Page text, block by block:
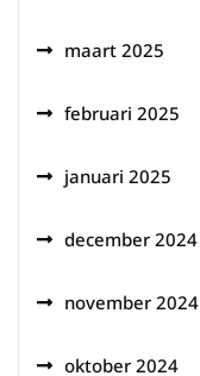
maart 2025
februari 2025
januari 2025
december 2024
november 2024
oktober 2024